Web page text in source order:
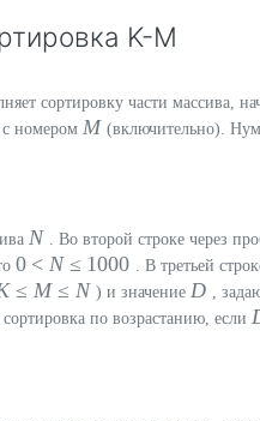
K-M
сортировку части массива,
с номером M (включительно).
N . Во второй строке через
0 < N ≤ 1000 . В третьей
≤ M ≤ N ) и значение D ,
сортировка по возрастанию, если